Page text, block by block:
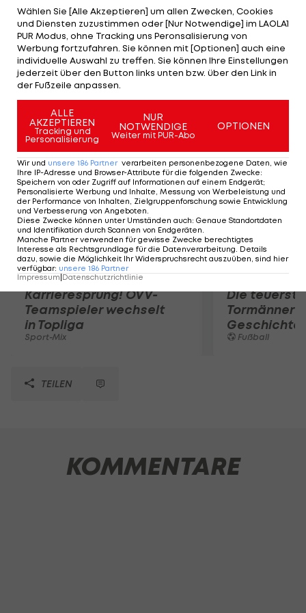
einer vierköpfigen Spitzengruppe. Dabei lässt der
Slowake Titelverteidiger Rui Costa (MOV), Roman
Kreuziger (TST) und Mathias Frank (BMC) hinter
sich. Letztgenannter übernimmt dadurch die
Gesamtführung und weist 23 Sekunden Vorsprung
auf Kreuziger auf.
Mehr zum Thema
Karrieresprung! ÖVV-
Teamspieler wechselt
in Topliga
Sport-Mix
Die
Tormänner
Geschichte
Fußball
TEILEN
KOMMENTARE
Wählen Sie [Alle Akzeptieren] um allen Zwecken, Cookies
und Diensten zuzustimmen oder [Nur Notwendige] im LAOLA1
PUR Modus, ohne Tracking uns Peronsalisierung von
Werbung fortzufahren. Sie können mit [Optionen] auch eine
individuelle Auswahl zu treffen. Sie können Ihre Einstellungen
jederzeit über den Button links unten bzw. über den Link in
der Fußzeile anpassen.
ALLE
AKZEPTIEREN
Tracking und
Personalisierung
NUR
NOTWENDIGE
Weiter mit PUR-Abo
OPTIONEN
Wir und unsere 186 Partner verarbeiten personenbezogene Daten, wie
Ihre IP-Adresse und Browser-Attribute für die folgenden Zwecke:
Speichern von oder Zugriff auf Informationen auf einem Endgerät;
Personalisierte Werbung und Inhalte, Messung von Werbeleistung und
der Performance von Inhalten, Zielgruppenforschung sowie Entwicklung
und Verbesserung von Angeboten.
Diese Zwecke können unter Umständen auch: Genaue Standortdaten
und Identifikation durch Scannen von Endgeräten.
Manche Partner verwenden für gewisse Zwecke berechtigtes
Interesse als Rechtsgrundlage für die Datenverarbeitung. Details
dazu, sowie die Möglichkeit Ihr Widerspruchsrecht auszuüben, sind hier
verfügbar: unsere 186 Partner
Impressum Datenschutzrichtlinie